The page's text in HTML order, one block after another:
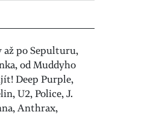
až po Sepulturu,
od Muddyho
Deep Purple,
U2, Police, J.
Anthrax,